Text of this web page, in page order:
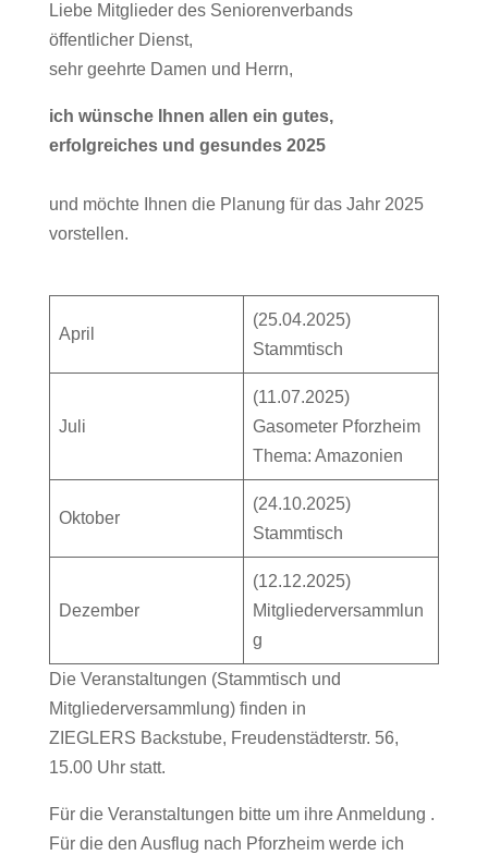
Liebe Mitglieder des Seniorenverbands
öffentlicher Dienst,
sehr geehrte Damen und Herrn,
ich wünsche Ihnen allen ein gutes,
erfolgreiches und gesundes 2025
und möchte Ihnen die Planung für das Jahr 2025
vorstellen.
April
(25.04.2025)
Stammtisch
Juli
(11.07.2025)
Gasometer Pforzheim
Thema: Amazonien
Oktober
(24.10.2025)
Stammtisch
Dezember
(12.12.2025)
Mitgliederversammlun
g
Die Veranstaltungen (Stammtisch und
Mitgliederversammlung) finden in
ZIEGLERS Backstube, Freudenstädterstr. 56,
15.00 Uhr statt.
Für die Veranstaltungen bitte um ihre Anmeldung .
Für die den Ausflug nach Pforzheim werde ich